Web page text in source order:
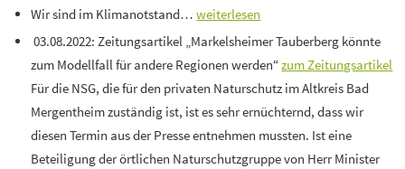
Wir sind im Klimanotstand…weiterlesen
03.08.2022: Zeitungsartikel „Markelsheimer Tauberberg könnte
zum Modellfall für andere Regionen werden“zum Zeitungsartikel
Für die NSG, die für den privaten Naturschutz im Altkreis Bad
Mergentheim zuständig ist, ist es sehr ernüchternd, dass wir
diesen Termin aus der Presse entnehmen mussten. Ist eine
Beteiligung der örtlichen Naturschutzgruppe von Herr Minister